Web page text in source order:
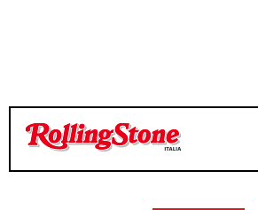
TEMPO DI LETTURA 5 MINUTI
TEMPO DI LETTURA 5 MINUTI